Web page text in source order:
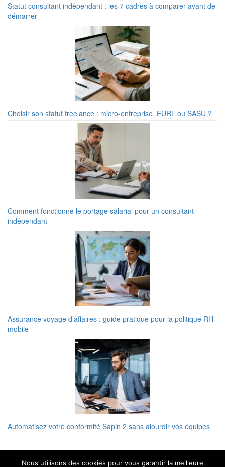
Statut consultant indépendant : les 7 cadres à comparer avant de
démarrer
Choisir son statut freelance : micro-entreprise, EURL ou SASU ?
Comment fonctionne le portage salarial pour un consultant
indépendant
Assurance voyage d’affaires : guide pratique pour la politique RH
mobile
Automatisez votre conformité Sapin 2 sans alourdir vos équipes
Nous utilisons des cookies pour vous garantir la meilleure